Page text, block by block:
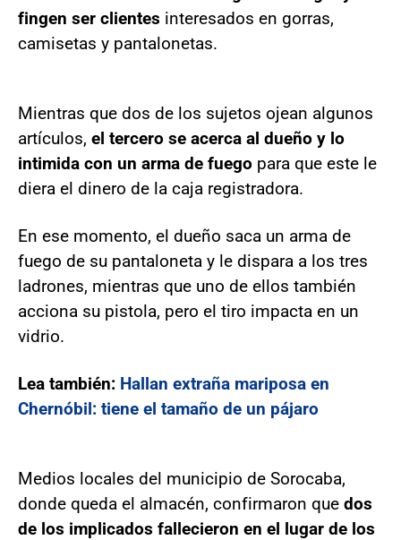
fingen ser clientes interesados en gorras,
camisetas y pantalonetas.
Mientras que dos de los sujetos ojean algunos
artículos, el tercero se acerca al dueño y lo
intimida con un arma de fuego para que este le
diera el dinero de la caja registradora.
En ese momento, el dueño saca un arma de
fuego de su pantaloneta y le dispara a los tres
ladrones, mientras que uno de ellos también
acciona su pistola, pero el tiro impacta en un
vidrio.
Lea también: Hallan extraña mariposa en
Chernóbil: tiene el tamaño de un pájaro
Medios locales del municipio de Sorocaba,
donde queda el almacén, confirmaron que dos
de los implicados fallecieron en el lugar de los